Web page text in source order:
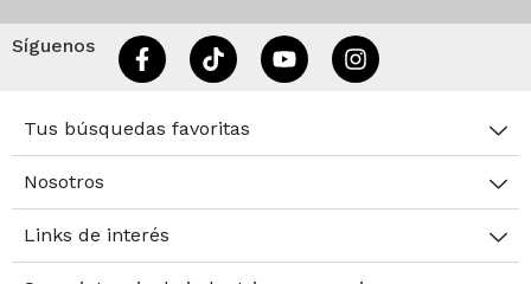
Síguenos
Tus búsquedas favoritas
Nosotros
Links de interés